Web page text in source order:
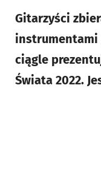
Gitarzyści
instrumentami
ciągle
Świata 2022.